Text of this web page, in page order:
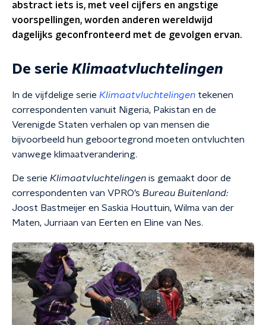
abstract iets is, met veel cijfers en angstige
voorspellingen, worden anderen wereldwijd
dagelijks geconfronteerd met de gevolgen ervan.
De serie Klimaatvluchtelingen
In de vijfdelige serie Klimaatvluchtelingen tekenen
correspondenten vanuit Nigeria, Pakistan en de
Verenigde Staten verhalen op van mensen die
bijvoorbeeld hun geboortegrond moeten ontvluchten
vanwege klimaatverandering.
De serie Klimaatvluchtelingen is gemaakt door de
correspondenten van VPRO’s Bureau Buitenland:
Joost Bastmeijer en Saskia Houttuin, Wilma van der
Maten, Jurriaan van Eerten en Eline van Nes.